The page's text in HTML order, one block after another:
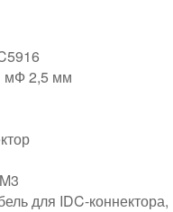
мФ 2,5 мм
для IDC-